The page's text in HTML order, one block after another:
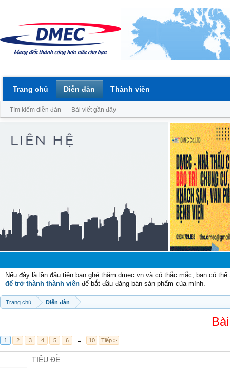
Nếu đây là lần đầu tiên bạn ghé thăm dmec.vn và có thắc mắc, bạn có
để trở thành thành viên để bắt đầu đăng bán sản phẩm của mình.
Trang chủ Diễn đàn
1 2 3 4 5 6 → 10 Tiếp >
TIÊU ĐỀ
Trang chủ Diễn đàn
Tìm kiếm diễn đàn Bài viết gần đây
Thành viên